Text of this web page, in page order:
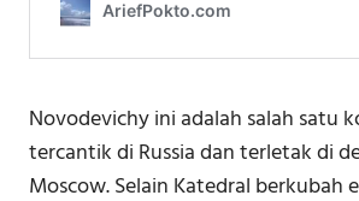
Novodevichy ini adalah salah satu
tercantik di Russia dan terletak di
Moscow. ⁣⁣⁣Selain ⁣⁣⁣Katedral berkubah